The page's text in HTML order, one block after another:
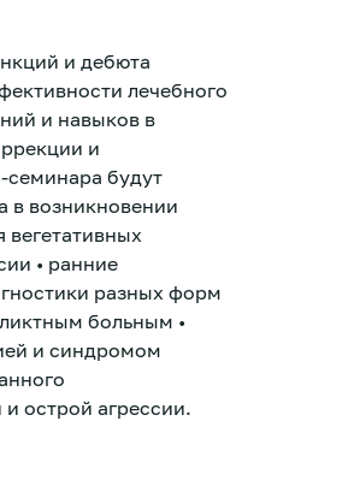
и дебюта
лечебного
и навыков в
и
семинара будут
в возникновении
вегетативных
• ранние
разных форм
больным •
и синдромом
острой агрессии.